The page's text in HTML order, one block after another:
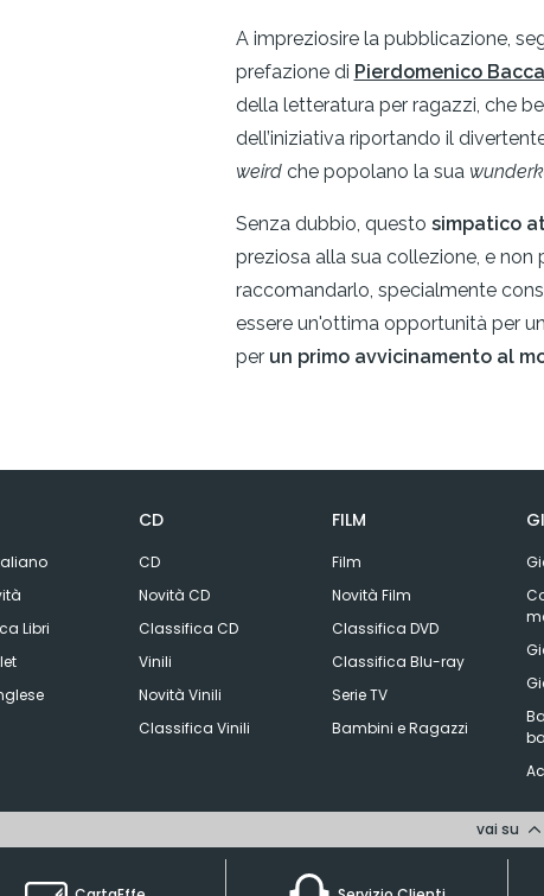
A impreziosire la pubblicazione,
prefazione di Pierdomenico
della letteratura per ragazzi, che
dell’iniziativa riportando il
weirdche popolano la sua
Senza dubbio, questo simpatico
preziosa alla sua collezione, e non
raccomandarlo, specialmente
essere un'ottima opportunità per
per un primo avvicinamento al
Libri
CD
CD
Novità CD
Classifica CD
Vinili
Novità Vinili
Classifica Vinili
FILM
Film
Novità Film
Classifica DVD
Classifica Blu-ray
Serie TV
Bambini e Ragazzi
vai su